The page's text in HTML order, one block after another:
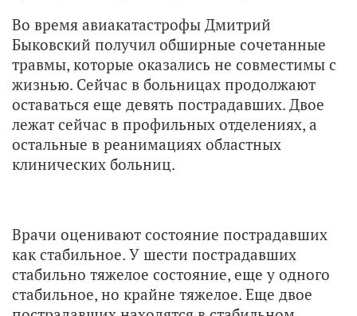
Во время авиакатастрофы Дмитрий
Быковский получил обширные сочетанные
травмы, которые оказались не совместимы с
жизнью. Сейчас в больницах продолжают
оставаться еще девять пострадавших. Двое
лежат сейчас в профильных отделениях, а
остальные в реанимациях областных
клинических больниц.
Врачи оценивают состояние пострадавших
как стабильное. У шести пострадавших
стабильно тяжелое состояние, еще у одного
стабильное, но крайне тяжелое. Еще двое